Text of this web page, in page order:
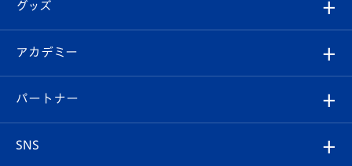
チケット
イベント
メディア
スタッフプロフィール
マスコット紹介
Revive Team
ヴィヴィくんの長崎おもてなしガイド
フォトギャラリー
スタジアムグルメ
V-LOVERS（ファンクラブ）
プレイヤーズスイート
グッズ
オンラインショップ
店舗情報
アカデミー
育成からのお知らせ
パートナー
SNS